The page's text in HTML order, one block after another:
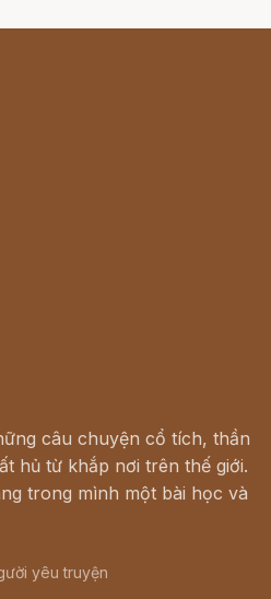
câu chuyện cổ tích, thần
hủ từ khắp nơi trên thế giới.
trong mình một bài học và
yêu truyện